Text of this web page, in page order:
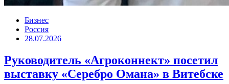
Бизнес
Россия
28.07.2026
Руководитель «Агроконнект» посетил
выставку «Серебро Омана» в Витебске